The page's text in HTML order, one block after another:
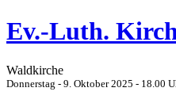
Ev.-Luth.
Waldkirche
Donnerstag - 9. Oktober 2025 - 18.00